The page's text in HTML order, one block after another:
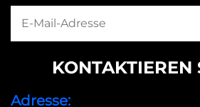
KONTAKTIEREN
Adresse: